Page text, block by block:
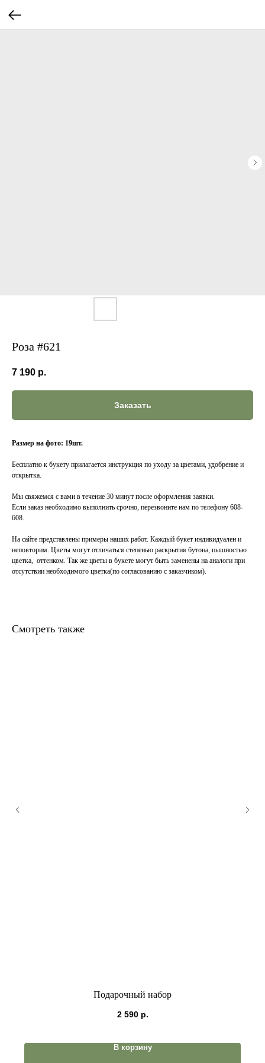
Роза #621
7 190 р.
Заказать
Размер на фото: 19шт.
Бесплатно к букету прилагается инструкция по уходу за цветами, удобрение и
открытка.
Мы свяжемся с вами в течение 30 минут после оформления заявки.
Если заказ необходимо выполнить срочно, перезвоните нам по телефону 608-
608.
На сайте представлены примеры наших работ. Каждый букет индивидуален и
неповторим. Цветы могут отличаться степенью раскрытия бутона, пышностью
цветка, оттенком. Так же цветы в букете могут быть заменены на аналоги при
отсутствии необходимого цветка(по согласованию с заказчиком).
Смотреть также
Подарочный набор
2 590 р.
В корзину